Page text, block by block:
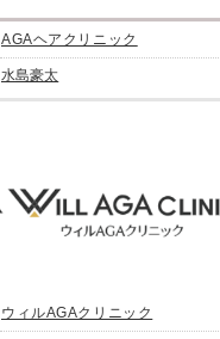
AGAヘアクリニック
水島豪太
ウィルAGAクリニック